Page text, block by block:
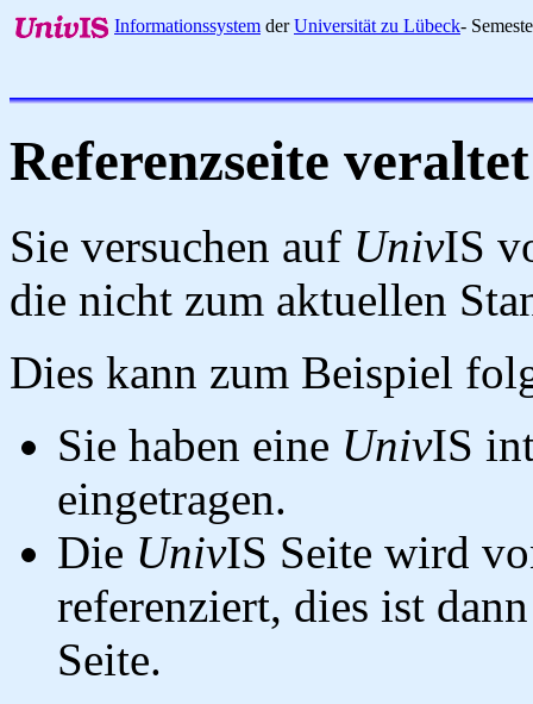
Informationssystem derUniversität zu Lübeck-
Referenzseite veraltet
Sie versuchen auf UnivIS
die nicht zum aktuellen
Dies kann zum Beispiel
Sie haben eine UnivIS
eingetragen.
Die UnivIS Seite wird
referenziert, dies ist
Seite.